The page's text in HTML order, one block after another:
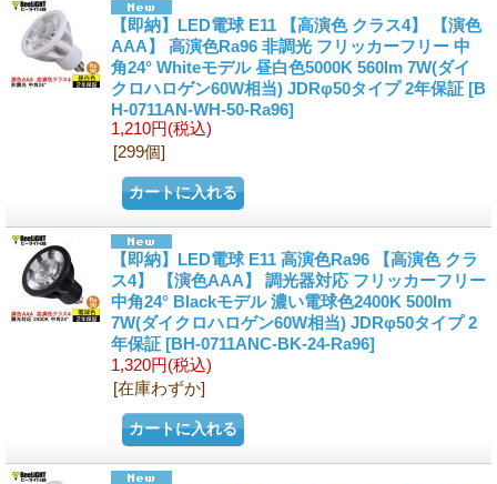
【即納】LED電球 E11 【高演色 クラス4】 【演色
AAA】 高演色Ra96 非調光 フリッカーフリー 中
角24° Whiteモデル 昼白色5000K 560lm 7W(ダイ
クロハロゲン60W相当) JDRφ50タイプ 2年保証 [B
H-0711AN-WH-50-Ra96]
1,210円(税込)
[299個]
【即納】LED電球 E11 高演色Ra96 【高演色 クラ
ス4】 【演色AAA】 調光器対応 フリッカーフリー
中角24° Blackモデル 濃い電球色2400K 500lm
7W(ダイクロハロゲン60W相当) JDRφ50タイプ 2
年保証 [BH-0711ANC-BK-24-Ra96]
1,320円(税込)
[在庫わずか]